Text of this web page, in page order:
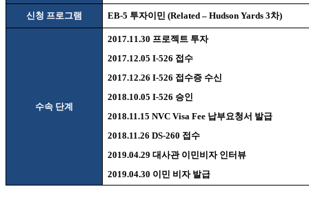
신청 프로그램 EB-5 투자이민 (Related – Hudson Yards 3차)
수속 단계
2017.11.30 프로젝트 투자
2017.12.05 I-526 접수
2017.12.26 I-526 접수증 수신
2018.10.05 I-526 승인
2018.11.15 NVC Visa Fee 납부요청서 발급
2018.11.26 DS-260 접수
2019.04.29대사관 이민비자 인터뷰
2019.04.30 이민 비자 발급